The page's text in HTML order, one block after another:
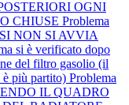
OGNI
CHIUSE Problema
NON SI AVVIA
si è verificato dopo
del filtro gasolio (il
è più partito) Problema
IL QUADRO